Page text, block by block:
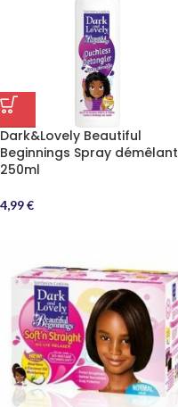
Dark&Lovely Beautiful
Beginnings Spray démêlant
250ml
4,99€